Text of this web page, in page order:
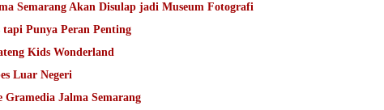
Semarang Akan Disulap jadi Museum Fotografi
tapi Punya Peran Penting
Kids Wonderland
Luar Negeri
Jalma Semarang